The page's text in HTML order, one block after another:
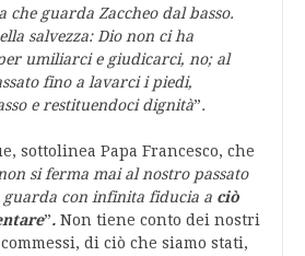
che guarda Zaccheo dal basso.
salvezza: Dio non ci ha
umiliarci e giudicarci, no; al
fino a lavarci i piedi,
e restituendoci dignità”.
sottolinea Papa Francesco, che
si ferma mai al nostro passato
con infinita fiducia a ciò
”. Non tiene conto dei nostri
di ciò che siamo stati,